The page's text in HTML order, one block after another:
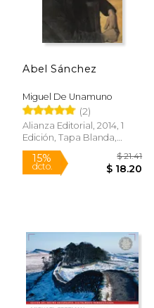
Abel Sánchez
Miguel De Unamuno
(2)
Alianza Editorial, 2014, 1
Edición, Tapa Blanda,
Nuevo
15%
dcto.
$ 21.41
$ 18.20